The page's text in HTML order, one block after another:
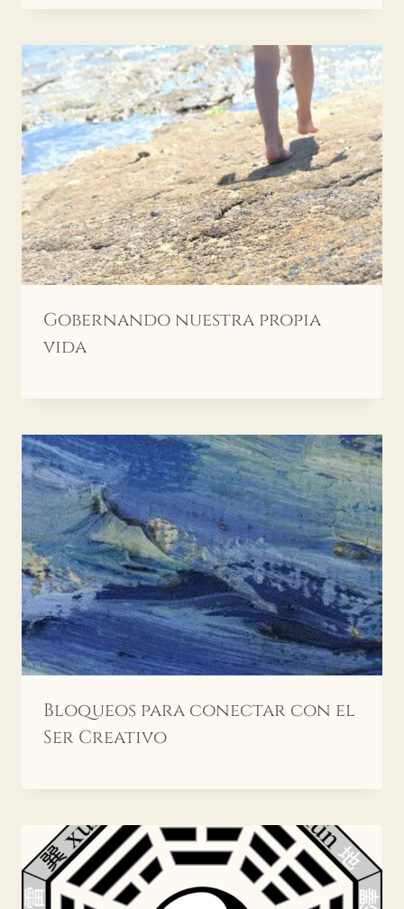
Gobernando nuestra propia
vida
Bloqueos para conectar con el
Ser Creativo